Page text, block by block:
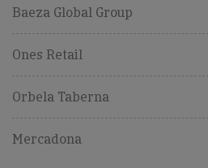
Baeza Global Group
Ones Retail
Orbela Taberna
Mercadona